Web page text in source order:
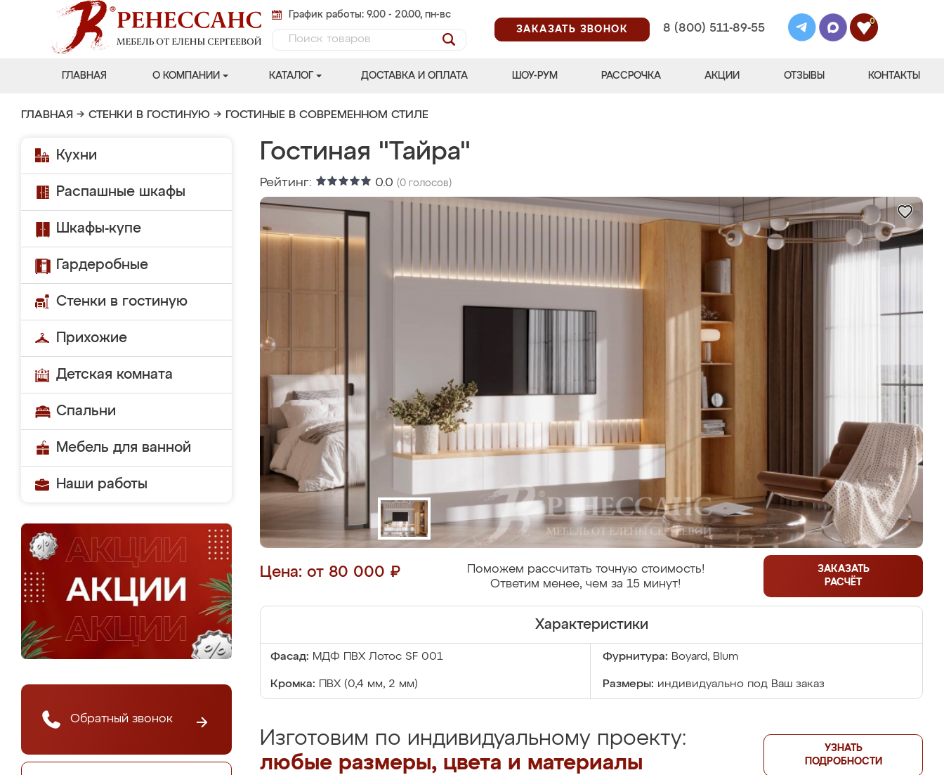
График работы: 9.00 - 20.00, пн-вс
ЗАКАЗАТЬ ЗВОНОК
8 (800) 511-89-55
0
ГЛАВНАЯ О КОМПАНИИ КАТАЛОГ ДОСТАВКА И ОПЛАТА ШОУ-РУМ РАССРОЧКА АКЦИИ ОТЗЫВЫ КОНТАКТЫ
ГЛАВНАЯ → СТЕНКИ В ГОСТИНУЮ → ГОСТИНЫЕ В СОВРЕМЕННОМ СТИЛЕ
Кухни
Распашные шкафы
Шкафы-купе
Гардеробные
Стенки в гостиную
Прихожие
Детская комната
Спальни
Мебель для ванной
Наши работы
Обратный звонок
Гостиная "Тайра"
Рейтинг: 0.0 (0 голосов)
Цена: от 80 000 ₽
Поможем рассчитать точную стоимость!
Ответим менее, чем за 15 минут!
ЗАКАЗАТЬ
РАСЧЁТ
Характеристики
Фасад: МДФ ПВХ Лотос SF 001 Фурнитура: Boyard, Blum
Кромка: ПВХ (0,4 мм, 2 мм) Размеры: индивидуально под Ваш заказ
Изготовим по индивидуальному проекту:
любые размеры, цвета и материалы
УЗНАТЬ
ПОДРОБНОСТИ